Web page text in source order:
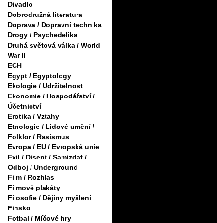
Divadlo
Dobrodružná literatura
Doprava / Dopravní technika
Drogy / Psychedelika
Druhá světová válka / World
War II
ECH
Egypt / Egyptology
Ekologie / Udržitelnost
Ekonomie / Hospodářství /
Účetnictví
Erotika / Vztahy
Etnologie / Lidové umění /
Folklor / Rasismus
Evropa / EU / Evropská unie
Exil / Disent / Samizdat /
Odboj / Underground
Film / Rozhlas
Filmové plakáty
Filosofie / Dějiny myšlení
Finsko
Fotbal / Míčové hry